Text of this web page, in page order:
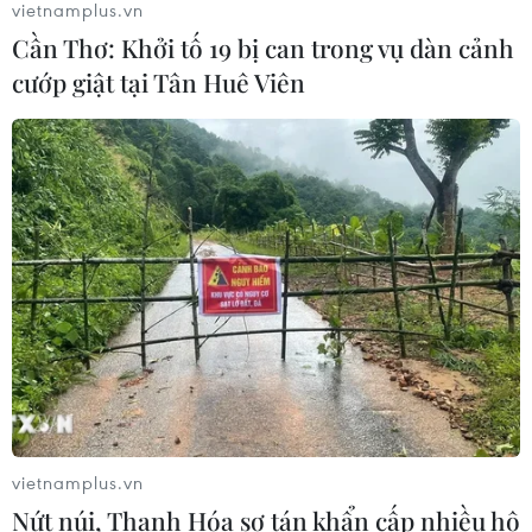
Thủ tướng Lê Minh Hưng tiếp Bộ
trưởng Quốc phòng Malaysia
05/08/2026 11:31
Tổng Bí thư, Chủ tịch nước Tô Lâm:
Quan hệ Việt Nam-Malaysia ngày
càng phát triển năng động
05/08/2026 10:56
Chủ tịch Quốc hội kiêm Chủ
tịch Hạ viện Thái Lan tham quan Nhà
Quốc hội
vietnamplus.vn
Cần Thơ: Khởi tố 19 bị can trong vụ dàn cảnh
cướp giật tại Tân Huê Viên
vietnamplus.vn
Nứt núi, Thanh Hóa sơ tán khẩn cấp nhiều hộ